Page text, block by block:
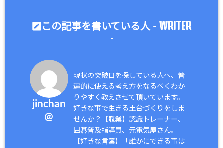
この記事を書いている人 - WRITER
-
jinchan
@
現状の突破口を探している人へ、普
遍的に使える考え方をなるべくわか
りやすく教えさせて頂いています。
好きな事で生きる土台づくりをしま
せんか？【職業】認識トレーナー、
囲碁普及指導員、元電気屋さん。
【好きな言葉】「誰かにできる事は